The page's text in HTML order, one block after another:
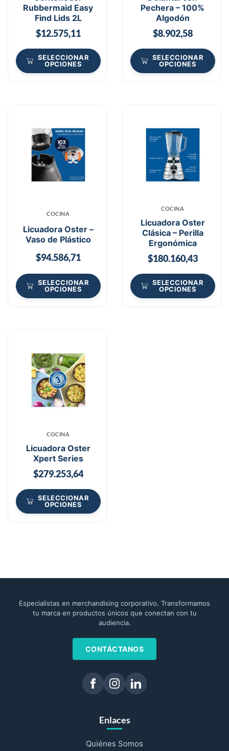
Rubbermaid Easy
Find Lids 2L
$12.575,11
SELECCIONAR
OPCIONES
Pechera – 100%
Algodón
$8.902,58
SELECCIONAR
OPCIONES
COCINA
Licuadora Oster –
Vaso de Plástico
$94.586,71
SELECCIONAR
OPCIONES
COCINA
Licuadora Oster
Clásica – Perilla
Ergonómica
$180.160,43
SELECCIONAR
OPCIONES
COCINA
Licuadora Oster
Xpert Series
$279.253,64
SELECCIONAR
OPCIONES
Especialistas en merchandising corporativo. Transformamos
tu marca en productos únicos que conectan con tu
audiencia.
CONTÁCTANOS
Enlaces
Quiénes Somos